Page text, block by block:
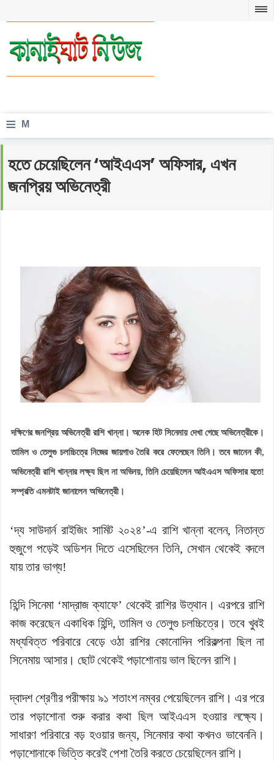
≡ M
n
u
হতে চেয়েছিলেন ‘আইএএস’ অফিসার, এখন
জনপ্রিয় অভিনেত্রী
দক্ষিণের জনপ্রিয় অভিনেত্রী রাশি খান্না। অনেক হিট সিনেমায় দেখা গেছে অভিনেত্রীকে।
তামিল ও তেলুগু চলচ্চিত্রে নিজের জায়গাও তৈরি করে ফেলেছেন তিনি। তবে জানেন কী,
অভিনেত্রী রাশি খান্নার লক্ষ্য ছিল না অভিনয়, তিনি চেয়েছিলেন আইএএস অফিসার হতে!
সম্প্রতি এমনটাই জানালেন অভিনেত্রী।
‘দ্য সাউদার্ন রাইজিং সামিট ২০২৪’-এ রাশি খান্না বলেন, নিতান্ত
হুজুগে পড়েই অডিশন দিতে এসেছিলেন তিনি, সেখান থেকেই বদলে
যায় তার ভাগ্য!
হিন্দি সিনেমা ‘মাদ্রাজ ক্যাফে’ থেকেই রাশির উত্থান। এরপরে রাশি
কাজ করেছেন একাধিক হিন্দি, তামিল ও তেলুগু চলচ্চিত্রে। তবে খুবই
মধ্যবিত্ত পরিবারে বেড়ে ওঠা রাশির কোনোদিন পরিকল্পনা ছিল না
সিনেমায় আসার। ছোট থেকেই পড়াশোনায় ভাল ছিলেন রাশি।
দ্বাদশ শ্রেণীর পরীক্ষায় ৯১ শতাংশ নম্বর পেয়েছিলেন রাশি। এর পরে
তার পড়াশোনা শুরু করার কথা ছিল আইএএস হওয়ার লক্ষ্যে।
সাধারণ পরিবারে বড় হওয়ার জন্য, সিনেমার কথা কখনও ভাবেননি।
পড়াশোনাকে ভিত্তি করেই পেশা তৈরি করতে চেয়েছিলেন রাশি।